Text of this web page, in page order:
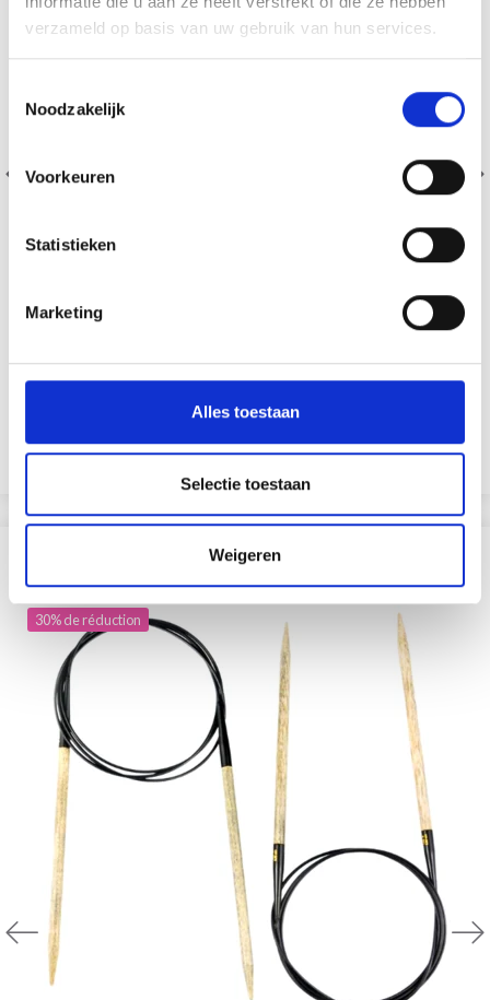
verzameld op basis van uw gebruik van hun services.
Noodzakelijk
Voorkeuren
Statistieken
Marketing
Alles toestaan
Selectie toestaan
Weigeren
75% Laine / 25% Nylon
EUR 3.55
Voir toutes les options
D'AUTRES ONT ÉGALEMENT
30% de réduction